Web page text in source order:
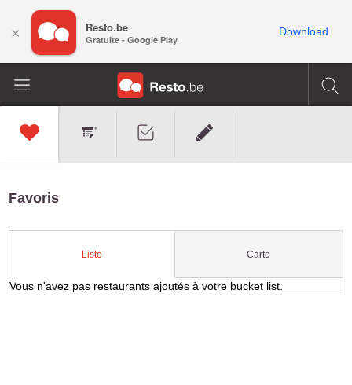
Favoris
Liste Carte
Vous n'avez pas restaurants ajoutés à votre bucket list.
× Resto.be
Gratuite - Google Play
Download